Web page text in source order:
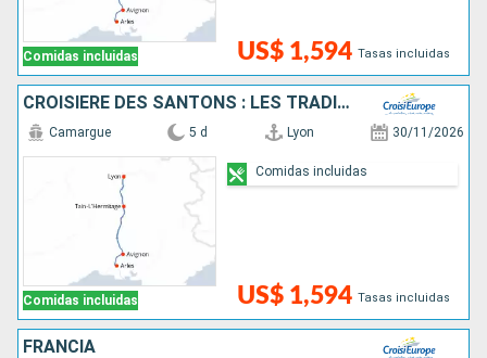
Comidas incluidas US$ 1,594 Tasas incluidas
CROISIÈRE DES SANTONS : LES TRADITIONS DE NOËL DE LA VALLÉE DU RHÔNE
Comidas incluidas
Camargue 5 d Lyon 30/11/2026
US$ 1,594 Tasas incluidas
Comidas incluidas
FRANCIA